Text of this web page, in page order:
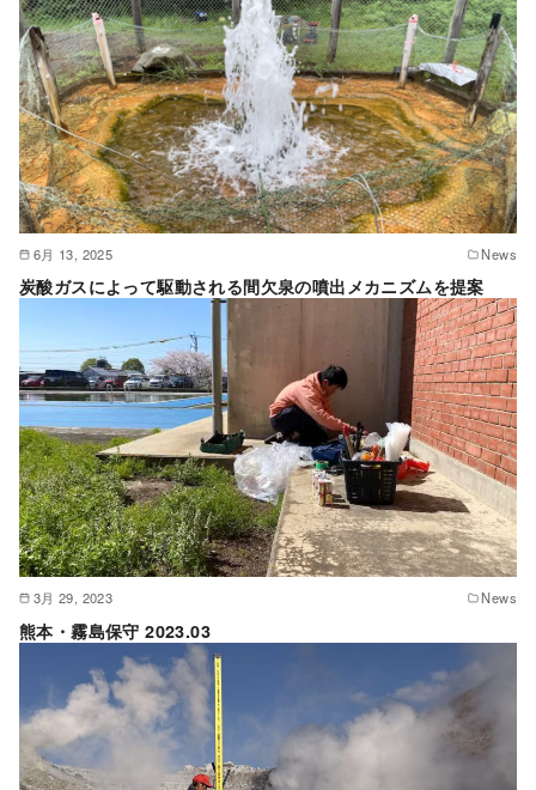
6月 13, 2025 News
炭酸ガスによって駆動される間欠泉の噴出メカニズムを提案
3月 29, 2023 News
熊本・霧島保守 2023.03